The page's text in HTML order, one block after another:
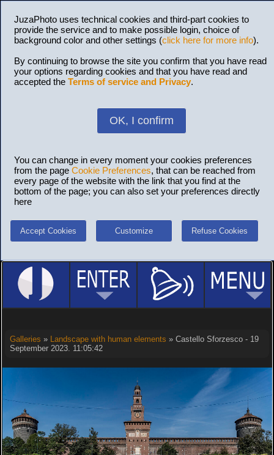
JuzaPhoto uses technical cookies and third-part cookies to
provide the service and to make possible login, choice of
background color and other settings (click here for more info).
By continuing to browse the site you confirm that you have read
your options regarding cookies and that you have read and
accepted the Terms of service and Privacy.
OK, I confirm
You can change in every moment your cookies preferences
from the page Cookie Preferences, that can be reached from
every page of the website with the link that you find at the
bottom of the page; you can also set your preferences directly
here
Accept Cookies Customize Refuse Cookies
Galleries » Landscape with human elements » Castello Sforzesco - 19
September 2023. 11:05:42